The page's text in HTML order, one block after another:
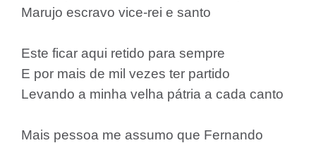
Marujo escravo vice-rei e santo
Este ficar aqui retido para sempre
E por mais de mil vezes ter partido
Levando a minha velha pátria a cada canto
Mais pessoa me assumo que Fernando